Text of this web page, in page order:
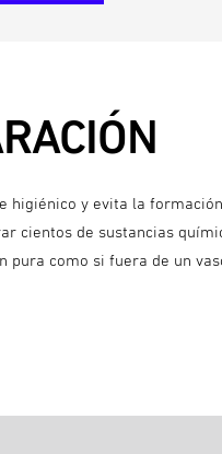
higiénico y evita la
cientos de sustancias
pura como si fuera de un